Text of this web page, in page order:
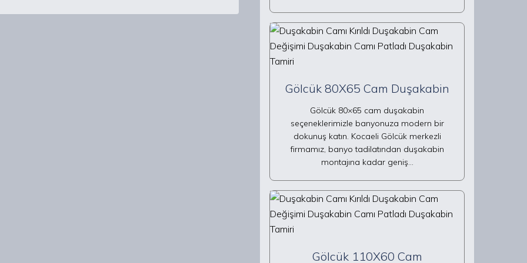
Gölcük 80X65 Cam Duşakabin
Gölcük 80×65 cam duşakabin
seçeneklerimizle banyonuza modern bir
dokunuş katın. Kocaeli Gölcük merkezli
firmamız, banyo tadilatından duşakabin
montajına kadar geniş…
Gölcük 110X60 Cam